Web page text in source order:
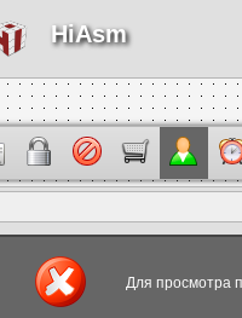
HiAsm
Для просмотра